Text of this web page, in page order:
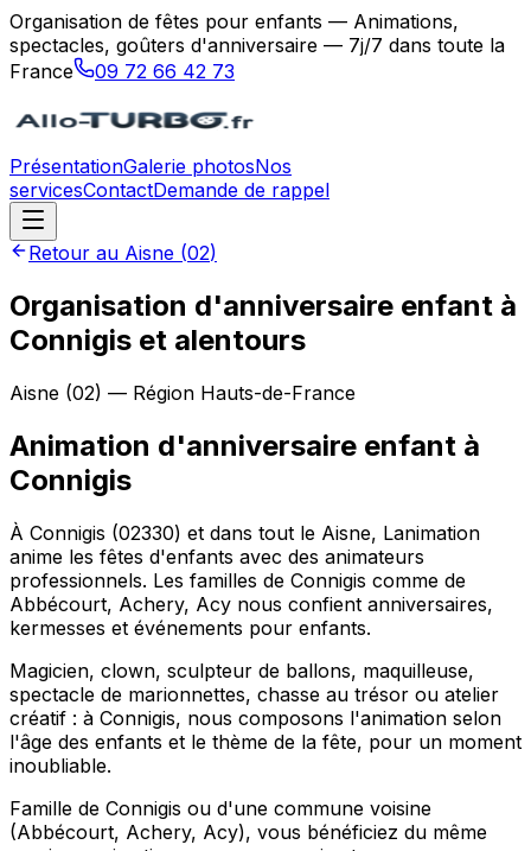
Organisation de fêtes pour enfants — Animations,
spectacles, goûters d'anniversaire — 7j/7 dans toute la
France
09 72 66 42 73
PrésentationGalerie photosNos
servicesContactDemande de rappel
Retour au Aisne (02)
Organisation d'anniversaire enfant à
Connigis et alentours
Aisne (02) — Région Hauts-de-France
Animation d'anniversaire enfant à
Connigis
À Connigis (02330) et dans tout le Aisne, Lanimation
anime les fêtes d'enfants avec des animateurs
professionnels. Les familles de Connigis comme de
Abbécourt, Achery, Acy nous confient anniversaires,
kermesses et événements pour enfants.
Magicien, clown, sculpteur de ballons, maquilleuse,
spectacle de marionnettes, chasse au trésor ou atelier
créatif : à Connigis, nous composons l'animation selon
l'âge des enfants et le thème de la fête, pour un moment
inoubliable.
Famille de Connigis ou d'une commune voisine
(Abbécourt, Achery, Acy), vous bénéficiez du même